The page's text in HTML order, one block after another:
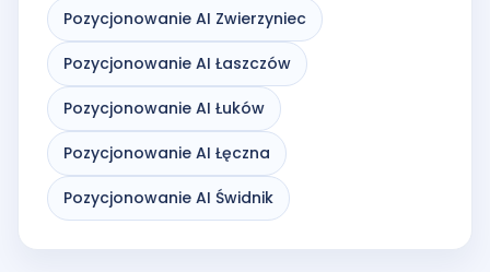
Pozycjonowanie AI Zwierzyniec
Pozycjonowanie AI Łaszczów
Pozycjonowanie AI Łuków
Pozycjonowanie AI Łęczna
Pozycjonowanie AI Świdnik